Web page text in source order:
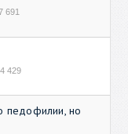
691
429
педофилии, но